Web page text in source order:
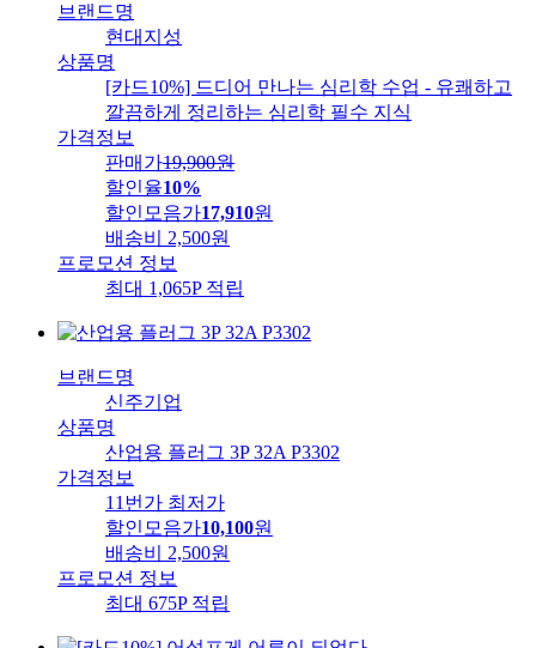
브랜드명
현대지성
상품명
[카드10%] 드디어 만나는 심리학 수업 - 유쾌하고
깔끔하게 정리하는 심리학 필수 지식
가격정보
판매가19,900원
할인율10%
할인모음가17,910원
배송비
2,500원
프로모션 정보
최대 1,065P 적립
브랜드명
신주기업
상품명
산업용 플러그 3P 32A P3302
가격정보
11번가 최저가
할인모음가10,100원
배송비
2,500원
프로모션 정보
최대 675P 적립